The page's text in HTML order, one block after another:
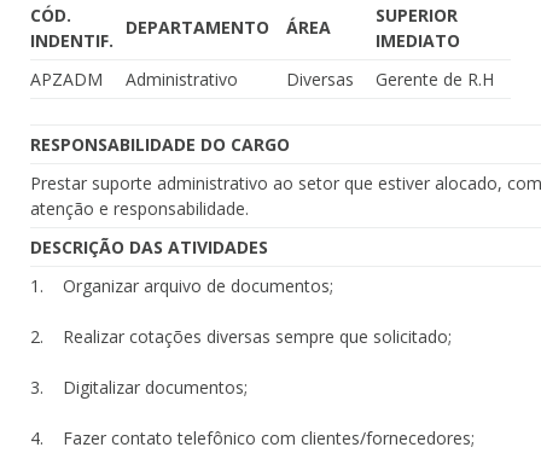
CÓD.
INDENTIF.
DEPARTAMENTO ÁREA
SUPERIOR
IMEDIATO
APZADM
Administrativo Diversas Gerente de R.H
RESPONSABILIDADE DO CARGO
Prestar suporte administrativo ao setor que estiver alocado, com
atenção e responsabilidade.
DESCRIÇÃO DAS ATIVIDADES
1. Organizar arquivo de documentos;
2. Realizar cotações diversas sempre que solicitado;
3. Digitalizar documentos;
4. Fazer contato telefônico com clientes/fornecedores;